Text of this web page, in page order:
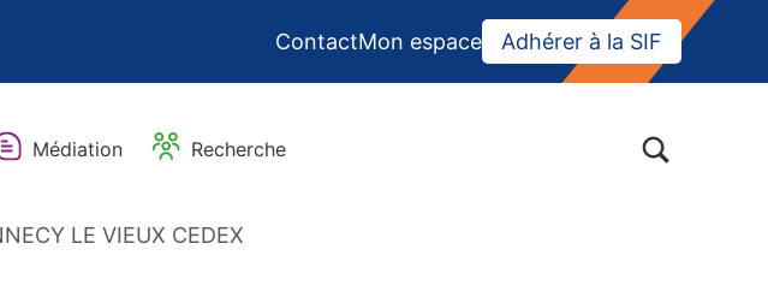
ContactMon espace Adhérer à la SIF
Médiation Recherche
LE VIEUX CEDEX